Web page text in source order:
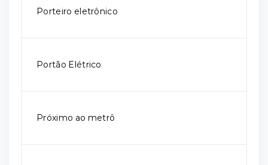
Porteiro eletrônico
Portão Elétrico
Próximo ao metrô